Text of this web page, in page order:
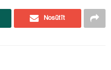
Nosūtīt